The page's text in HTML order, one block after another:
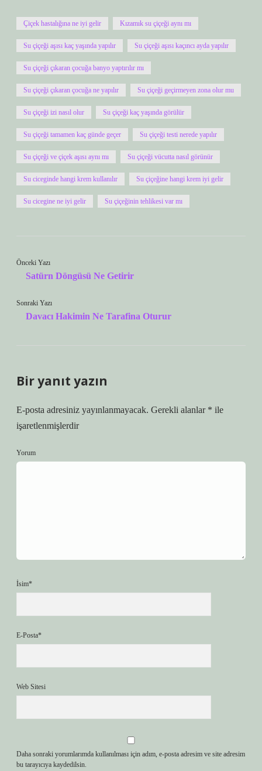
Çiçek hastalığına ne iyi gelir Kızamık su çiçeği aynı mı
Su çiçeği aşısı kaç yaşında yapılır Su çiçeği aşısı kaçıncı ayda yapılır
Su çiçeği çıkaran çocuğa banyo yaptırılır mı
Su çiçeği çıkaran çocuğa ne yapılır Su çiçeği geçirmeyen zona olur mu
Su çiçeği izi nasıl olur Su çiçeği kaç yaşında görülür
Su çiçeği tamamen kaç günde geçer Su çiçeği testi nerede yapılır
Su çiçeği ve çiçek aşısı aynı mı Su çiçeği vücutta nasıl görünür
Su ciceginde hangi krem kullanılır Su çiçeğine hangi krem iyi gelir
Su cicegine ne iyi gelir Su çiçeğinin tehlikesi var mı
Önceki Yazı
Satürn Döngüsü Ne Getirir
Sonraki Yazı
Davacı Hakimin Ne Tarafina Oturur
Bir yanıt yazın
E-posta adresiniz yayınlanmayacak. Gerekli alanlar * ile
işaretlenmişlerdir
Yorum
İsim*
E-Posta*
Web Sitesi
Daha sonraki yorumlarımda kullanılması için adım, e-posta adresim ve site adresim
bu tarayıcıya kaydedilsin.